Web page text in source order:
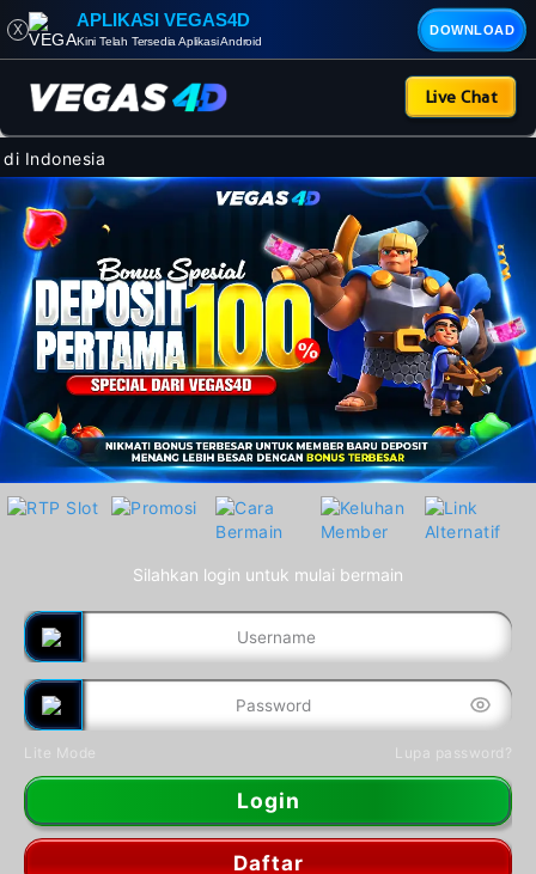
X APLIKASI VEGAS4D
Kini Telah Tersedia Aplikasi Android
DOWNLOAD
Live Chat
Silahkan login untuk mulai bermain
Lite Mode Lupa password?
Login
Daftar